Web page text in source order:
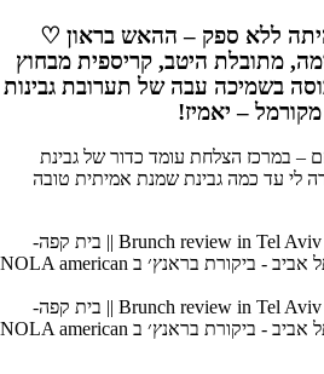
ללא ספק – ההאש בראון ♡
מתובלת היטב, קריספית מבחוץ
בשמיכה עבה של תערובת גבינות
– יאמיז!
– במרכז הצלחת עומד כדור של גבינת
לי עד כמה גבינת שמנת אמיתית טובה